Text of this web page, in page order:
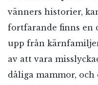
vänners historier,
fortfarande finns en
upp från
av att vara
dåliga mammor,